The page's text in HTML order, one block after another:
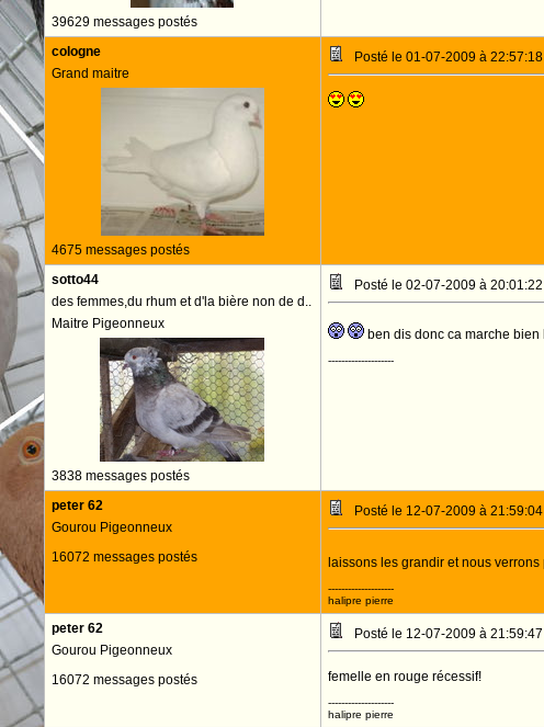
39629 messages postés
cologne
Grand maitre
4675 messages postés
Posté le 01-07-2009 à 22:57:18
sotto44
des femmes,du rhum et d'la bière non de d..
Maitre Pigeonneux
3838 messages postés
Posté le 02-07-2009 à 20:01:22
ben dis donc ca marche bien
--------------------
peter 62
Gourou Pigeonneux
16072 messages postés
Posté le 12-07-2009 à 21:59:04
laissons les grandir et nous verrons
--------------------
halipre pierre
peter 62
Gourou Pigeonneux
16072 messages postés
Posté le 12-07-2009 à 21:59:47
femelle en rouge récessif!
--------------------
halipre pierre